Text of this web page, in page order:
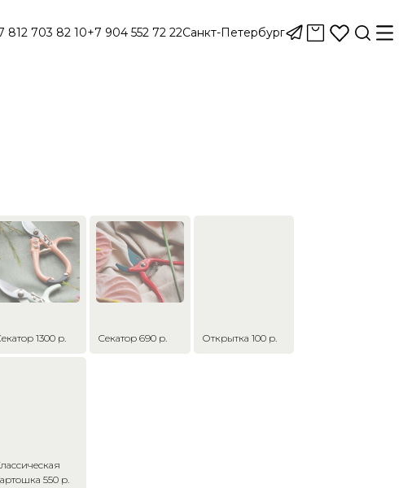
812 703 82 10+7 904 552 72 22Санкт-Петербург
1300 р. Секатор 690 р. Открытка 100 р.
550 р.